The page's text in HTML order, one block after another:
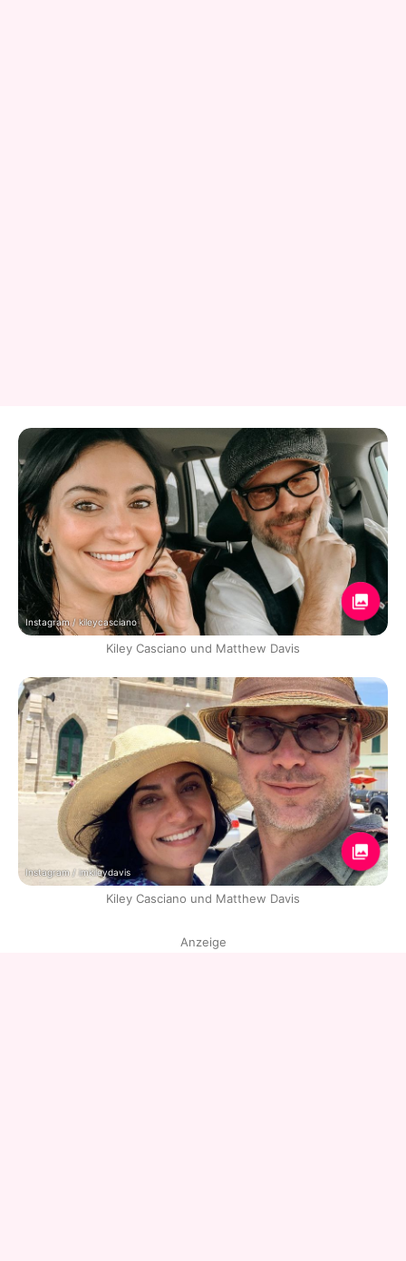
Instagram / kileycasciano
Kiley Casciano und Matthew Davis
Instagram / imkileydavis
Kiley Casciano und Matthew Davis
Anzeige